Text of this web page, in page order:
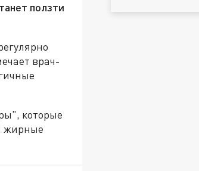
ползти
врач-
которые
жирные